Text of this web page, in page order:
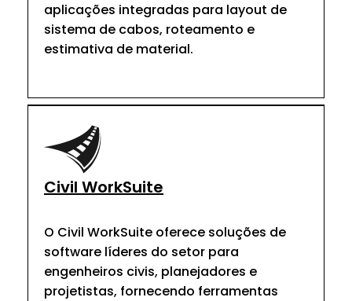
aplicações integradas para layout de
sistema de cabos, roteamento e
estimativa de material.
Civil WorkSuite
O Civil WorkSuite oferece soluções de
software líderes do setor para
engenheiros civis, planejadores e
projetistas, fornecendo ferramentas